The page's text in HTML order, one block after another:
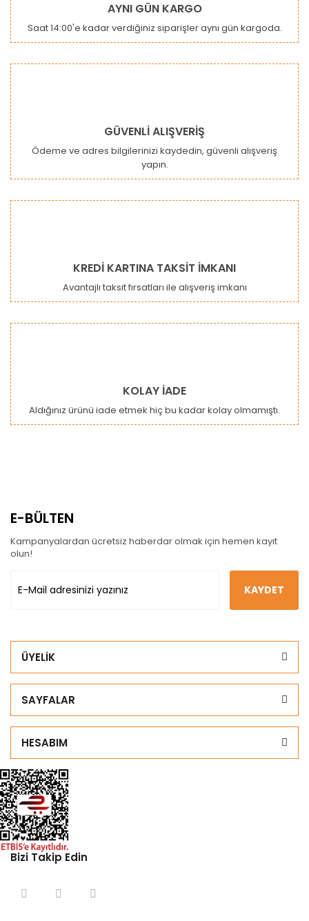
Ürün açıklamasında eksik bilgiler bulunuyor.
Ürün bilgilerinde hatalar bulunuyor.
Gönder
AYNI GÜN KARGO
Saat 14:00'e kadar verdiğiniz siparişler aynı gün kargoda.
GÜVENLİ ALIŞVERİŞ
Ödeme ve adres bilgilerinizi kaydedin, güvenli alışveriş
yapın.
KREDİ KARTINA TAKSİT İMKANI
Avantajlı taksit fırsatları ile alışveriş imkanı
KOLAY İADE
Aldığınız ürünü iade etmek hiç bu kadar kolay olmamıştı.
E-BÜLTEN
Kampanyalardan ücretsiz haberdar olmak için hemen kayıt
olun!
KAYDET
ÜYELİK
SAYFALAR
HESABIM
Bizi Takip Edin